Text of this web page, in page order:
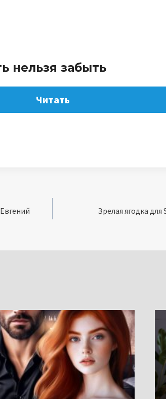
нельзя забыть
Читать
Зрелая ягодка